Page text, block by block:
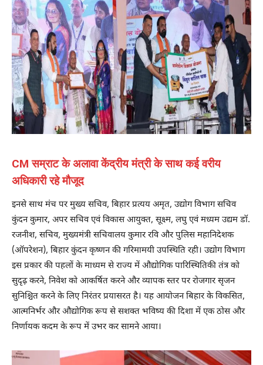
CM सम्राट के अलावा केंद्रीय मंत्री के साथ कई वरीय
अधिकारी रहे मौजूद
इनसे साथ मंच पर मुख्य सचिव, बिहार प्रत्यय अमृत, उद्योग विभाग सचिव
कुंदन कुमार, अपर सचिव एवं विकास आयुक्त, सूक्ष्म, लघु एवं मध्यम उद्यम डॉ.
रजनीश, सचिव, मुख्यमंत्री सचिवालय कुमार रवि और पुलिस महानिदेशक
(ऑपरेशन), बिहार कुंदन कृष्णन की गरिमामयी उपस्थिति रही। उद्योग विभाग
इस प्रकार की पहलों के माध्यम से राज्य में औद्योगिक पारिस्थितिकी तंत्र को
सुदृढ़ करने, निवेश को आकर्षित करने और व्यापक स्तर पर रोजगार सृजन
सुनिश्चित करने के लिए निरंतर प्रयासरत है। यह आयोजन बिहार के विकसित,
आत्मनिर्भर और औद्योगिक रूप से सशक्त भविष्य की दिशा में एक ठोस और
निर्णायक कदम के रूप में उभर कर सामने आया।